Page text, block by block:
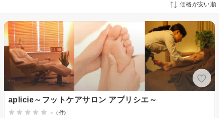
価格が安い順
aplicie～フットケアサロン アプリシエ～
-
(-件)